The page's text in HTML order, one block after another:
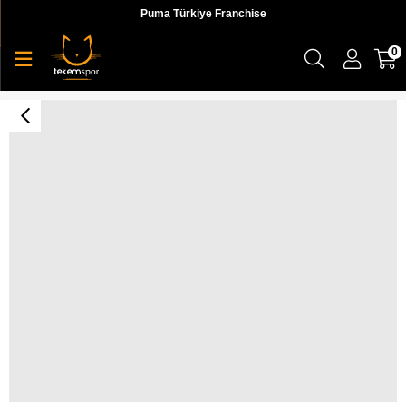
Puma Türkiye Franchise
0